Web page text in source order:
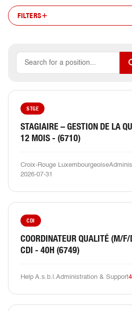
FILTERS
STGE
STAGIAIRE – GESTION DE LA
12 MOIS - (6710)
Croix-Rouge Luxembourgeoise
2026-07-31
CDI
COORDINATEUR QUALITÉ (M/F/
CDI - 40H (6749)
Help A.s.b.l.Administration & Support